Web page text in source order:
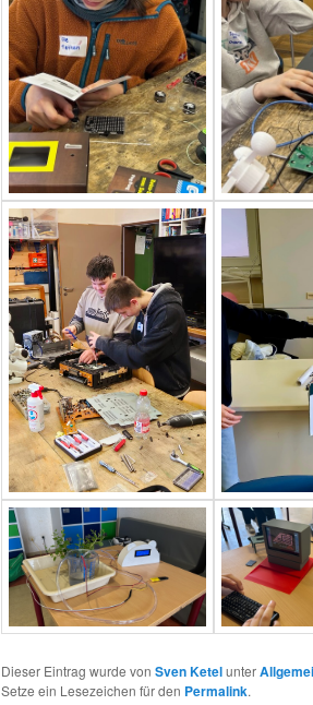
Dieser Eintrag wurde von Sven Ketelunter
Setze ein Lesezeichen für den Permalink.